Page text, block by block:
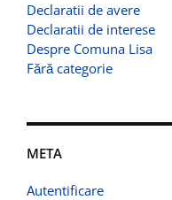
Declaratii de avere
Declaratii de interese
Despre Comuna Lisa
Fără categorie
META
Autentificare